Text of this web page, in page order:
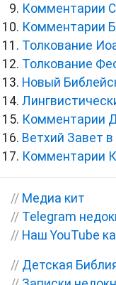
Комментарии
Комментарии
Толкование
Толкование
Новый
Комментарии
Ветхий Завет
Комментарии
// Медиа кит
// Telegram
// Наш YouTube
// Детская